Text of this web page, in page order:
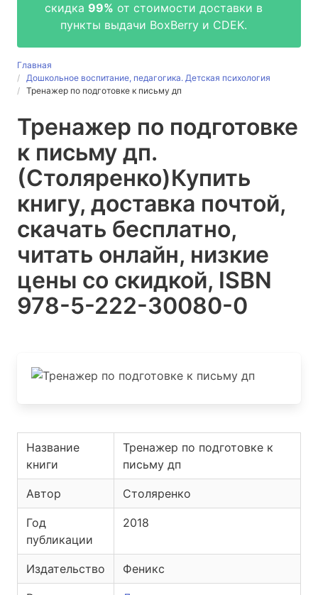
скидка 99% от стоимости доставки в
пункты выдачи BoxBerry и CDEK.
Главная
Дошкольное воспитание, педагогика. Детская психология
Тренажер по подготовке к письму дп
Тренажер по подготовке
к письму дп.
(Столяренко)Купить
книгу, доставка почтой,
скачать бесплатно,
читать онлайн, низкие
цены со скидкой, ISBN
978-5-222-30080-0
Название
книги
Тренажер по подготовке к
письму дп
Автор Столяренко
Год
публикации
2018
Издательство Феникс